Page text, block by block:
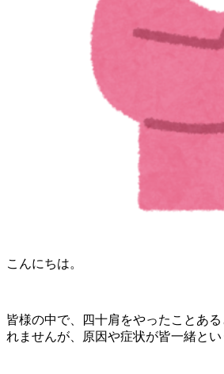
こんにちは。
皆様の中で、四十肩をやったことあ
れませんが、原因や症状が皆一緒とい